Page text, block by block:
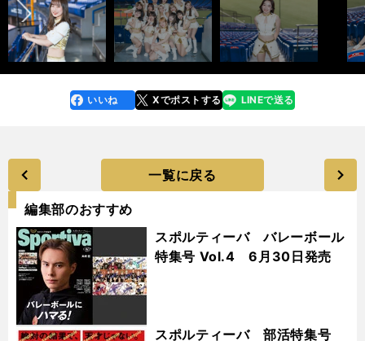
faceboo
k
いいね Xでポストする
line LINEで送る
一覧に戻る
編集部のおすすめ
スポルティーバ バレーボール
特集号 Vol.4 6月30日発売
スポルティーバ 部活特集号